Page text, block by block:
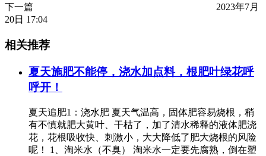
下一篇
2023年7月
20日 17:04
相关推荐
夏天施肥不能停，浇水加点料，根肥叶绿花呼
呼开！
夏天追肥1：浇水肥 夏天气温高，固体肥容易烧根，稍
有不慎就肥大黄叶、干枯了，加了清水稀释的液体肥浇
花，花根吸收快、刺激小，大大降低了肥大烧根的风险
呢！ 1、淘米水（不臭） 淘米水一定要先腐熟，倒在塑